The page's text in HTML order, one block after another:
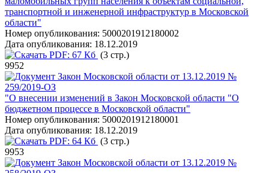
транспортной и инженерной инфраструктур в Московской
области"
Номер опубликования: 5000201912180002
Дата опубликования: 18.12.2019
PDF: 67 Кб (3 стр.)
9952
Закон Московской области от 13.12.2019 №
259/2019-ОЗ
"О внесении изменений в Закон Московской области "О
бюджетном процессе в Московской области"
Номер опубликования: 5000201912180001
Дата опубликования: 18.12.2019
PDF: 64 Кб (3 стр.)
9953
Закон Московской области от 13.12.2019 №